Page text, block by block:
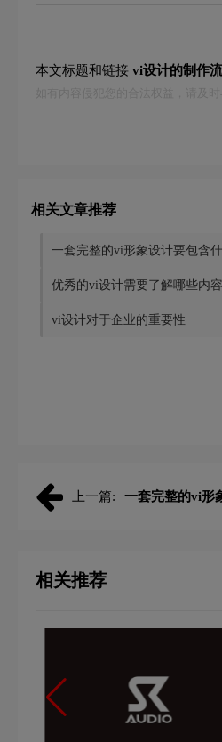
本文标题和链接 vi设计的制作
相关文章推荐
一套完整的vi形象设计要包含
优秀的vi设计需要了解哪些内容
vi设计对于企业的重要性
上一篇: 一套完整的vi形
相关推荐